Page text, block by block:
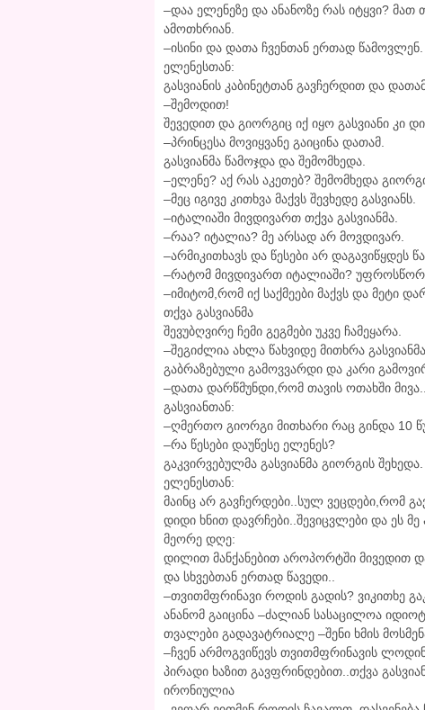
–დაა ელენეზე და ანანოზე რას იტყვი?
ამოთხრიან.
–ისინი და დათა ჩვენთან ერთად წამოვლენ.
ელენესთან:
გასვიანის კაბინეტთან გავჩერდით და
–შემოდით!
შევედით და გიორგიც იქ იყო გასვიანი კი
–პრინცესა მოვიყვანე გაიცინა დათამ.
გასვიანმა წამოჯდა და შემომხედა.
–ელენე? აქ რას აკეთებ? შემომხედა
–მეც იგივე კითხვა მაქვს შევხედე გასვიანს.
–იტალიაში მივდივართ თქვა გასვიანმა.
–რაა? იტალია? მე არსად არ მოვდივარ.
–არმიკითხავს და წესები არ დაგავიწყდეს
–რატომ მივდივართ იტალიაში?
–იმიტომ,რომ იქ საქმეები მაქვს და მეტი
თქვა გასვიანმა
შევუბღვირე ჩემი გეგმები უკვე ჩამეყარა.
–შეგიძლია ახლა წახვიდე მითხრა გასვიანმა.
გაბრაზებული გამოვვარდი და კარი
–დათა დარწმუნდი,რომ თავის ოთახში
გასვიანთან:
–ღმერთო გიორგი მითხარი რაც გინდა 10
–რა წესები დაუწესე ელენეს?
გაკვირვებულმა გასვიანმა გიორგის შეხედა.
ელენესთან:
მაინც არ გავჩერდები..სულ ვეცდები,რომ
დიდი ხნით დავრჩები..შევიცვლები და ეს მე
მეორე დღე:
დილით მანქანებით აროპორტში მივედით
და სხვებთან ერთად წავედი..
–თვითმფრინავი როდის გადის? ვიკითხე
ანანომ გაიცინა –ძალიან სასაცილოა
თვალები გადავატრიალე –შენი ხმის
–ჩვენ არმოგვიწევს თვითმფრინავის
პირადი ხაზით გავფრინდებით..თქვა
ირონიულია